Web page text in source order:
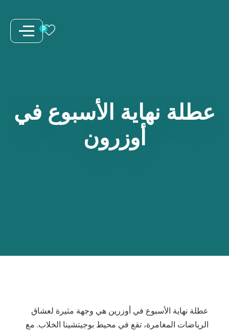
0
عطلة نهاية الأسبوع في
أوزرون
عطلة نهاية الأسبوع في أوزرين هي وجهة مثيرة لعشاق
الرياضات المغامرة، تقع في محيط بوجيتشينا الخلاب. مع